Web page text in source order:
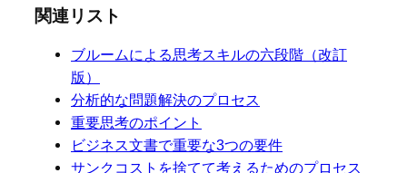
関連リスト
ブルームによる思考スキルの六段階（改訂
版）
分析的な問題解決のプロセス
重要思考のポイント
ビジネス文書で重要な3つの要件
サンクコストを捨てて考えるためのプロセス